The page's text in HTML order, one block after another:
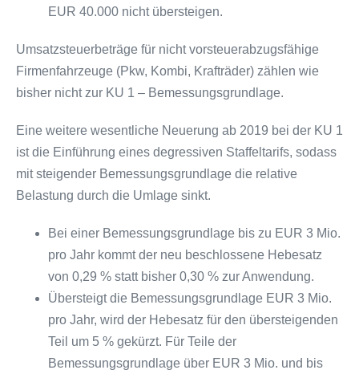
EUR 40.000 nicht übersteigen.
Umsatzsteuerbeträge für nicht vorsteuerabzugsfähige
Firmenfahrzeuge (Pkw, Kombi, Krafträder) zählen wie
bisher nicht zur KU 1 – Bemessungsgrundlage.
Eine weitere wesentliche Neuerung ab 2019 bei der KU 1
ist die Einführung eines degressiven Staffeltarifs, sodass
mit steigender Bemessungsgrundlage die relative
Belastung durch die Umlage sinkt.
Bei einer Bemessungsgrundlage bis zu EUR 3 Mio.
pro Jahr kommt der neu beschlossene Hebesatz
von 0,29 % statt bisher 0,30 % zur Anwendung.
Übersteigt die Bemessungsgrundlage EUR 3 Mio.
pro Jahr, wird der Hebesatz für den übersteigenden
Teil um 5 % gekürzt. Für Teile der
Bemessungsgrundlage über EUR 3 Mio. und bis